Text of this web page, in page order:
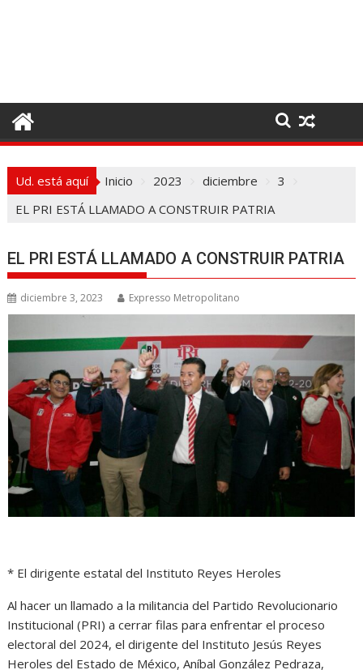
o
t
Ud. está aquí Inicio 2023 diciembre
3
EL PRI ESTÁ LLAMADO A CONSTRUIR PATRIA
EL PRI ESTÁ LLAMADO A CONSTRUIR PATRIA
diciembre 3, 2023 Expresso Metropolitano
* El dirigente estatal del Instituto Reyes Heroles
Al hacer un llamado a la militancia del Partido Revolucionario
Institucional (PRI) a cerrar filas para enfrentar el proceso
electoral del 2024, el dirigente del Instituto Jesús Reyes
Heroles del Estado de México, Aníbal González Pedraza,